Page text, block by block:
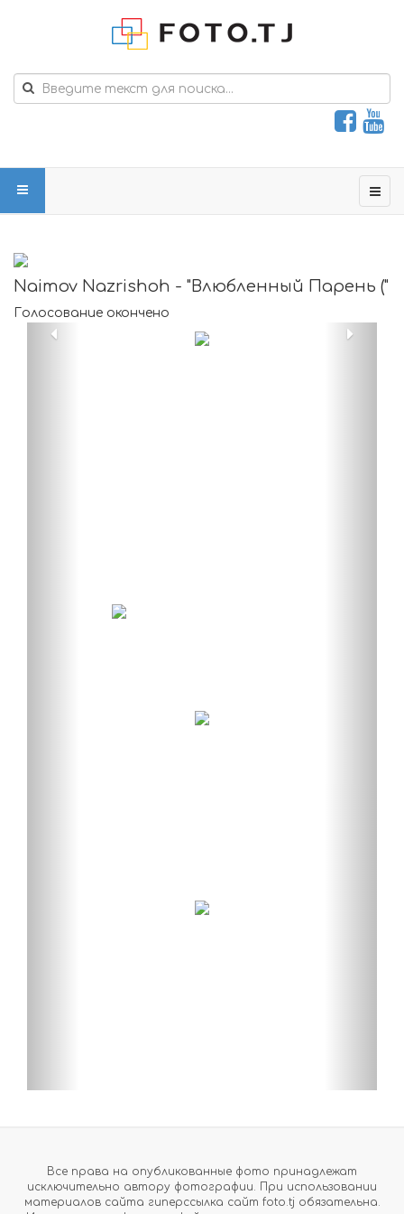
Naimov Nazrishoh - "Влюбленный Парень ("
Голосование окончено
Все права на опубликованные фото принадлежат
исключительно автору фотографии. При использовании
материалов сайта гиперссылка сайт foto.tj обязательна.